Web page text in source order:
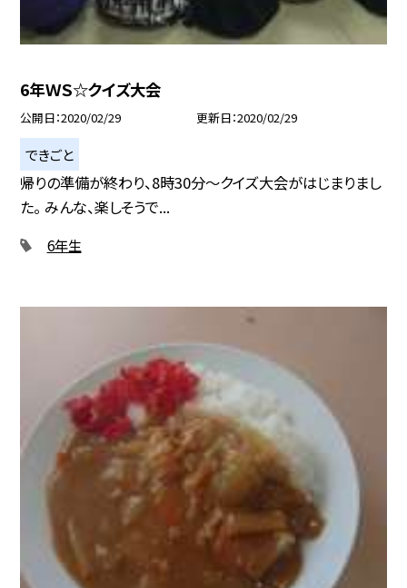
6年ＷＳ☆クイズ大会
公開日 2020/02/29 更新日 2020/02/29
できごと
帰りの準備が終わり、8時30分〜クイズ大会がはじまりまし
た。 みんな、楽しそうで...
6年生